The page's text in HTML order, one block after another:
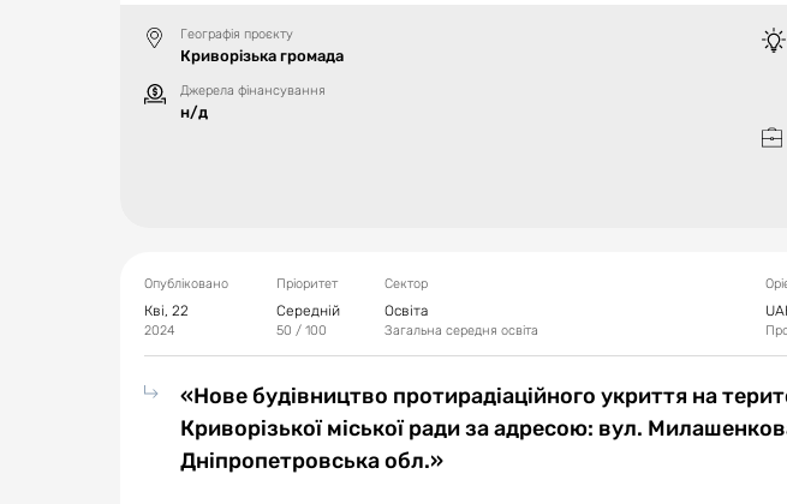
Географія проєкту
Криворізька громада
Джерела фінансування
н/д
Опубліковано
Кві, 22
2024
Пріоритет
Середній
50 / 100
Сектор
Освіта
Загальна середня освіта
«Нове будівництво протирадіаційного укриття на
Криворізької міської ради за адресою: вул.
Дніпропетровська обл.»